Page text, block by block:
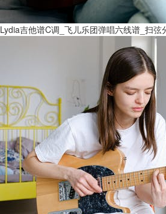
Lydia吉他谱C调_飞儿乐团弹唱六线谱_扫弦